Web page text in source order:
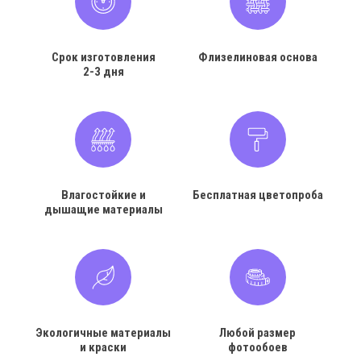
Срок изготовления
2-3 дня
Флизелиновая основа
Влагостойкие и
дышащие материалы
Бесплатная цветопроба
Экологичные материалы
и краски
Любой размер
фотообоев